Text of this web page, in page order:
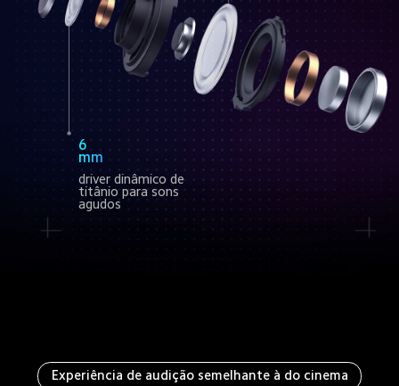
6
mm
driver dinâmico de
titânio para sons
agudos
Experiência de audição semelhante à do cinema